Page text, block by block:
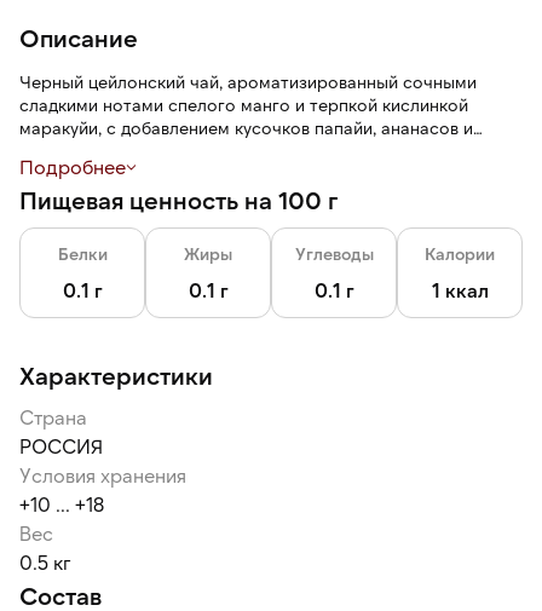
Описание
Черный цейлонский чай, ароматизированный сочными
сладкими нотами спелого манго и терпкой кислинкой
маракуйи, с добавлением кусочков папайи, ананасов и
получается прозрачным, имеет янтарно-красный цвет,
среднюю плотность без излишней водянистости и
фруктово-карамельный аромат.
Подробнее
Пищевая ценность на 100 г
Белки
0.1 г
Жиры
0.1 г
Углеводы
0.1 г
Калории
1 ккал
Характеристики
Страна
РОССИЯ
Условия хранения
+10 ... +18
Вес
0.5 кг
Состав